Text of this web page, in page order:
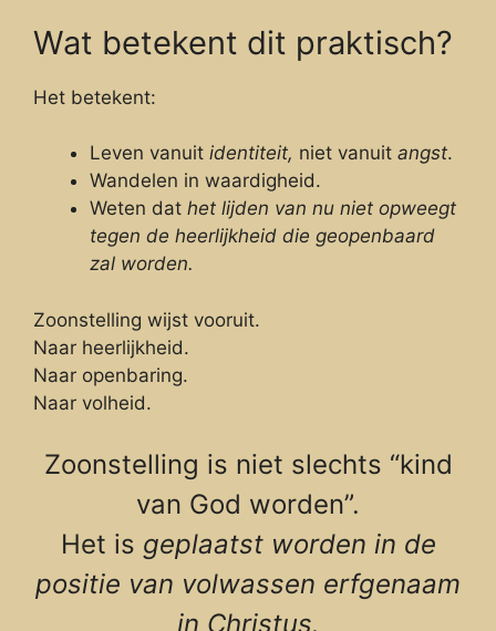
Wat betekent dit praktisch?
Het betekent:
Leven vanuit identiteit, niet vanuit angst.
Wandelen in waardigheid.
Weten dat het lijden van nu niet opweegt
tegen de heerlijkheid die geopenbaard
zal worden.
Zoonstelling wijst vooruit.
Naar heerlijkheid.
Naar openbaring.
Naar volheid.
Zoonstelling is niet slechts “kind
van God worden”.
Het is geplaatst worden in de
positie van volwassen erfgenaam
in Christus.